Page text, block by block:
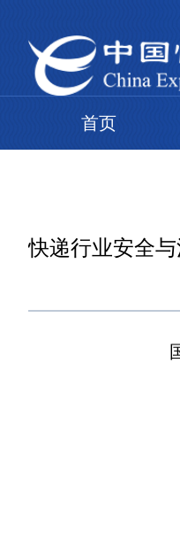
首页
快递行业安全